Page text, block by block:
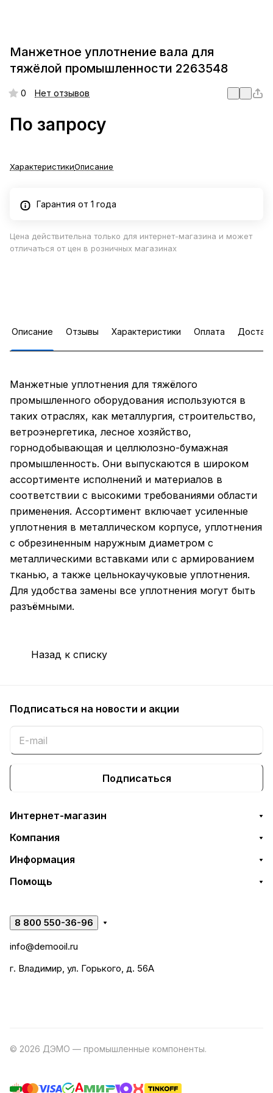
Манжетное уплотнение вала для
тяжёлой промышленности 2263548
0 Нет отзывов
По запросу
ХарактеристикиОписание
Гарантия от 1 года
Цена действительна только для интернет-магазина и может
отличаться от цен в розничных магазинах
Описание Отзывы Характеристики Оплата
Манжетные уплотнения для тяжёлого
промышленного оборудования используются в
таких отраслях, как металлургия, строительство,
ветроэнергетика, лесное хозяйство,
горнодобывающая и целлюлозно-бумажная
промышленность. Они выпускаются в широком
ассортименте исполнений и материалов в
соответствии с высокими требованиями области
применения. Ассортимент включает усиленные
уплотнения в металлическом корпусе, уплотнения
с обрезиненным наружным диаметром с
металлическими вставками или с армированием
тканью, а также цельнокаучуковые уплотнения.
Для удобства замены все уплотнения могут быть
разъёмными.
Назад к списку
Подписаться на новости и акции
Подписаться
Интернет-магазин
Компания
Информация
Помощь
8 800 550-36-96
info@demooil.ru
г. Владимир, ул. Горького, д. 56А
© 2026 ДЭМО — промышленные компоненты.